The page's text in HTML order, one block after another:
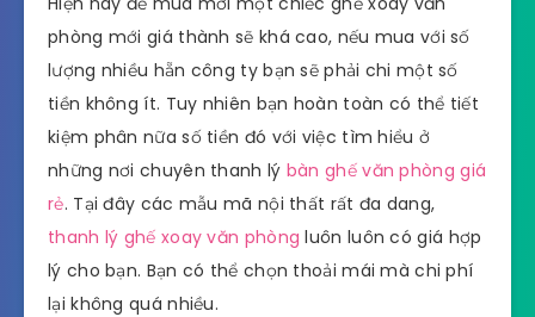
phòng mới giá thành sẽ khá cao, nếu mua với số
lượng nhiều hẵn công ty bạn sẽ phải chi một số
tiền không ít. Tuy nhiên bạn hoàn toàn có thể tiết
kiệm phân nữa số tiền đó với việc tìm hiểu ở
những nơi chuyên thanh lý bàn ghế văn phòng giá
rẻ. Tại đây các mẫu mã nội thất rất đa dang,
thanh lý ghế xoay văn phòng luôn luôn có giá hợp
lý cho bạn. Bạn có thể chọn thoải mái mà chi phí
lại không quá nhiều.